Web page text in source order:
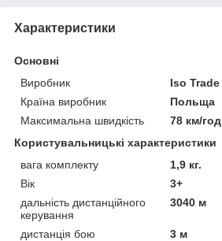
Характеристики
Основні
Виробник
Iso Trade
Країна виробник
Польща
Максимальна швидкість
78 км/год
Користувальницькі характеристики
вага комплекту
1,9 кг.
Вік
3+
дальність дистанційного
керування
3040 м
дистанція бою
3 м